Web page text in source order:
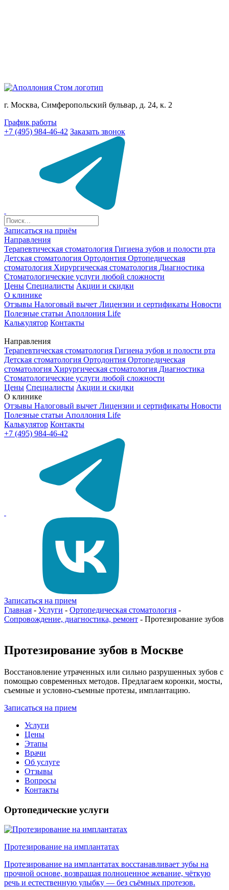
г. Москва, Симферопольский бульвар, д. 24, к. 2
График работы
+7 (495) 984-46-42 Заказать звонок
Записаться на приём
Направления
Терапевтическая стоматология Гигиена зубов и полости рта
Детская стоматология Ортодонтия Ортопедическая
стоматология Хирургическая стоматология Диагностика
Стоматологические услуги любой сложности
Цены Специалисты Акции и скидки
О клинике
Отзывы Налоговый вычет Лицензии и сертификаты Новости
Полезные статьи Аполлония Life
Калькулятор Контакты
Направления
Терапевтическая стоматология Гигиена зубов и полости рта
Детская стоматология Ортодонтия Ортопедическая
стоматология Хирургическая стоматология Диагностика
Стоматологические услуги любой сложности
Цены Специалисты Акции и скидки
О клинике
Отзывы Налоговый вычет Лицензии и сертификаты Новости
Полезные статьи Аполлония Life
Калькулятор Контакты
+7 (495) 984-46-42
Записаться на прием
Главная - Услуги - Ортопедическая стоматология -
Сопровождение, диагностика, ремонт - Протезирование зубов
Протезирование зубов в Москве
Восстановление утраченных или сильно разрушенных зубов с
помощью современных методов. Предлагаем коронки, мосты,
съемные и условно-съемные протезы, имплантацию.
Записаться на прием
Услуги
Цены
Этапы
Врачи
Об услуге
Отзывы
Вопросы
Контакты
Ортопедические услуги
Протезирование на имплантатах
Протезирование на имплантатах восстанавливает зубы на
прочной основе, возвращая полноценное жевание, чёткую
речь и естественную улыбку — без съёмных протезов.